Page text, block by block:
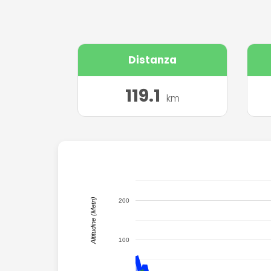
Distanza
119.1 km
100
200
Altitudine (Metri)